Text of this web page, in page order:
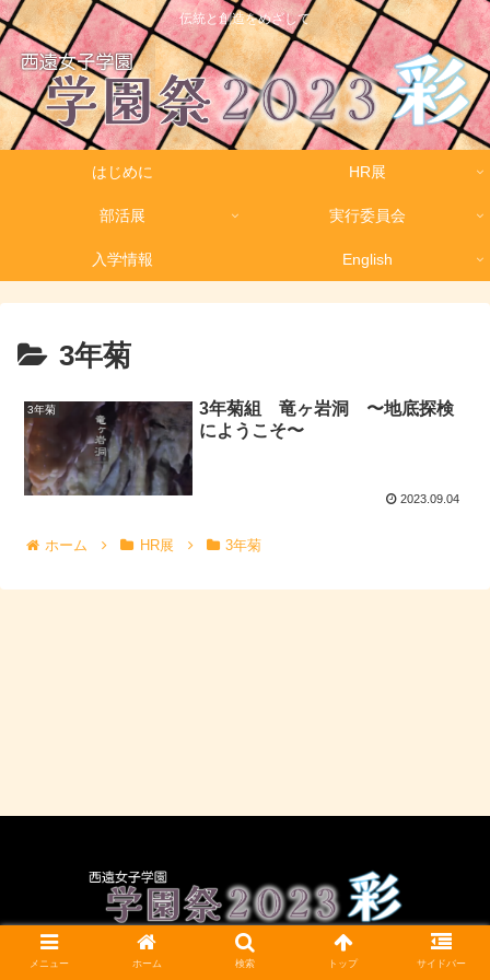
伝統と創造をめざして
はじめに HR展
部活展 実行委員会
入学情報 English
3年菊
3年菊
3年菊組 竜ヶ岩洞 〜地底探検
にようこそ〜
2023.09.04
ホーム HR展 3年菊
CC BY-NC-SA 4.0
メニュー ホーム 検索 トップ サイドバー